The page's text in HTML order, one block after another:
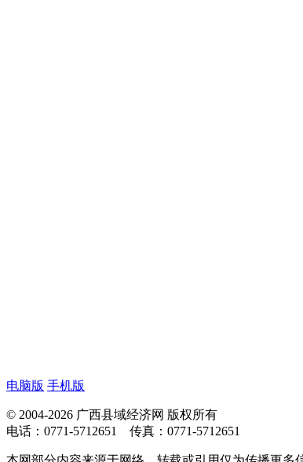
电脑版 手机版
© 2004-2026 广西县域经济网 版权所有
电话：0771-5712651 传真：0771-5712651